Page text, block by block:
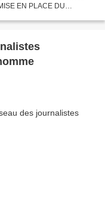
EN PLACE DU